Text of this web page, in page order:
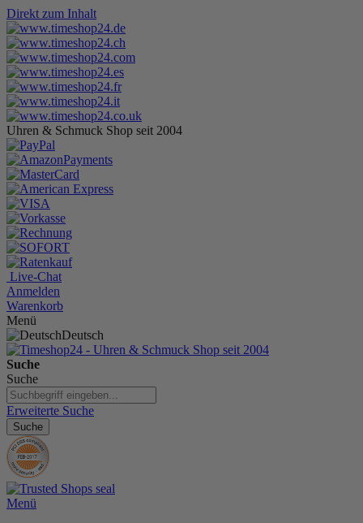
Direkt zum Inhalt
Uhren & Schmuck Shop seit 2004
Live-Chat
Anmelden
Warenkorb
Menü
Deutsch
Suche
Suche
Erweiterte Suche
Suche
Menü